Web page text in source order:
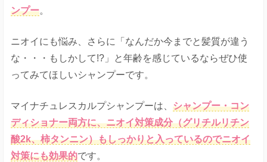
ンプー。
ニオイにも悩み、さらに「なんだか今までと髪質が違う
な・・・もしかして!?」と年齢を感じているならぜひ使
ってみてほしいシャンプーです。
マイナチュレスカルプシャンプーは、 シャンプー・コン
ディショナー両方に、ニオイ対策成分（グリチルリチン
酸2k、柿タンニン）もしっかりと入っているのでニオイ
対策にも効果的です。